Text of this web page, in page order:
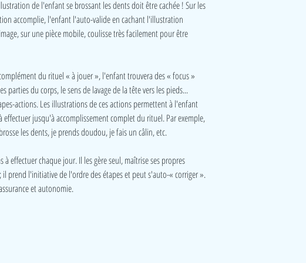
de l'enfant se brossant les dents doit être cachée ! Sur les
accomplie, l'enfant l'auto-valide en cachant l'illustration
sur une pièce mobile, coulisse très facilement pour être
du rituel « à jouer », l'enfant trouvera des « focus »
parties du corps, le sens de lavage de la tête vers les pieds...
actions. Les illustrations de ces actions permettent à l'enfant
effectuer jusqu'à accomplissement complet du rituel. Par exemple,
les dents, je prends doudou, je fais un câlin, etc.
à effectuer chaque jour. Il les gère seul, maîtrise ses propres
prend l'initiative de l'ordre des étapes et peut s'auto-« corriger ».
et autonomie.